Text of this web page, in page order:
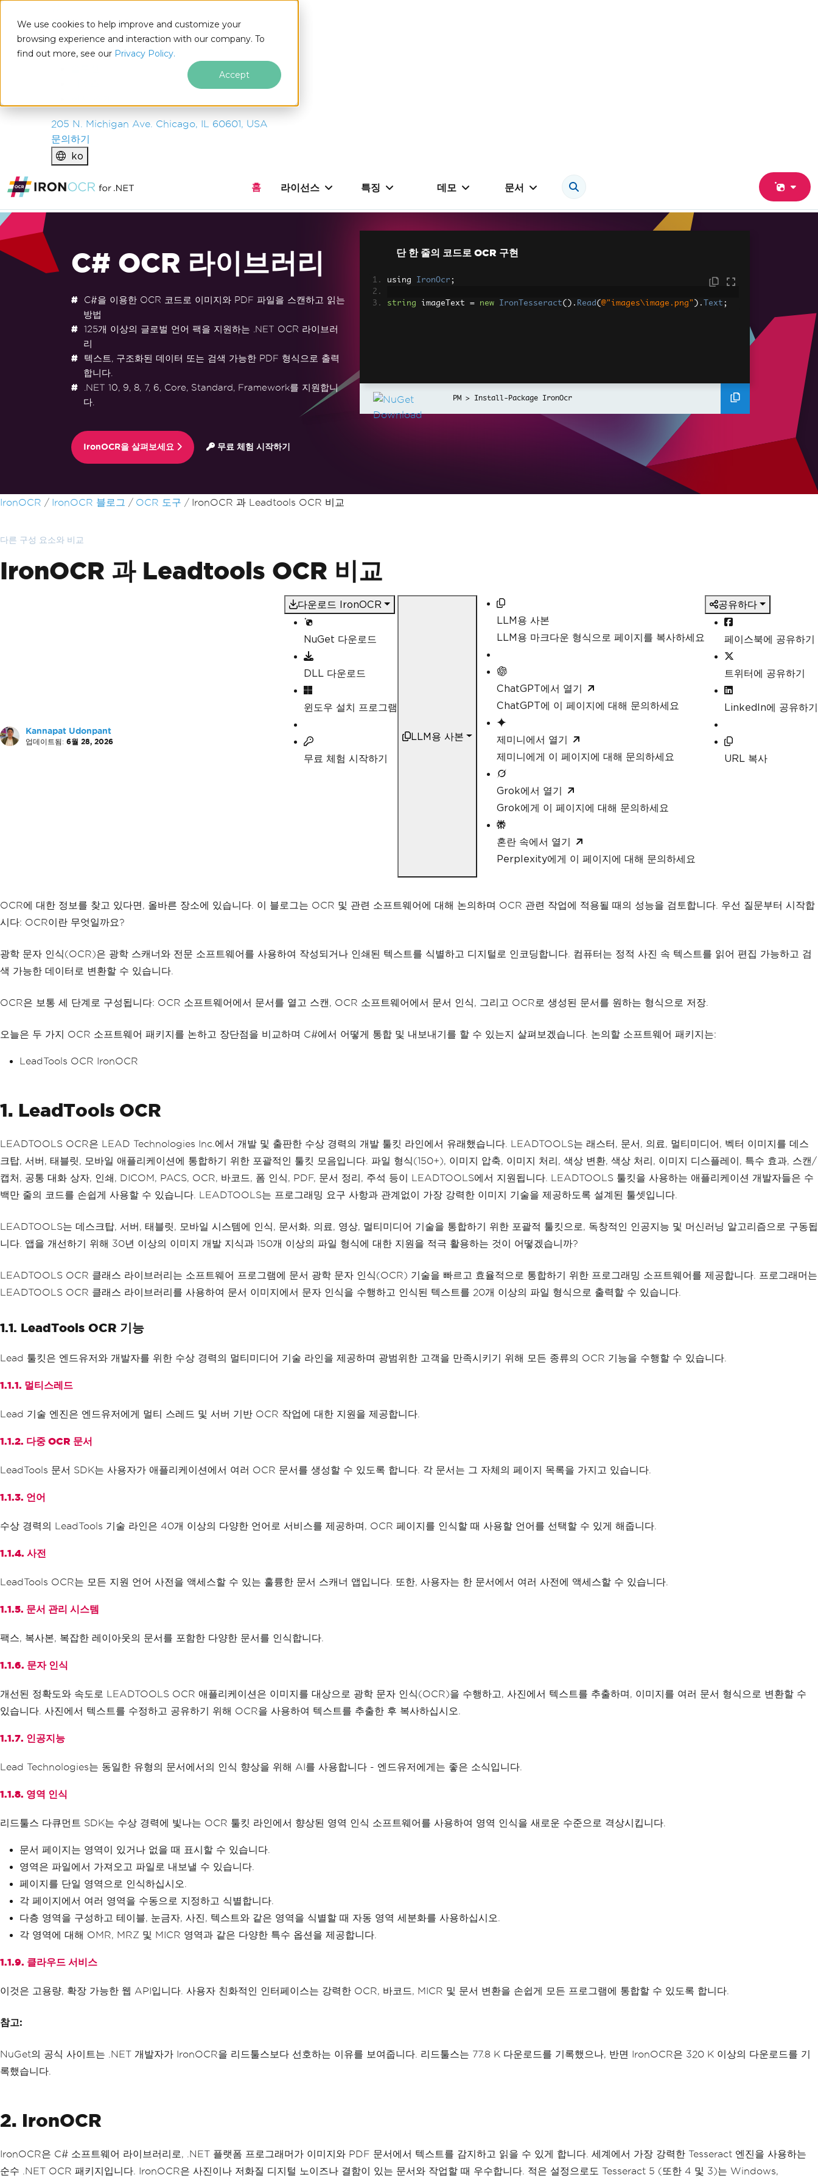
We use cookies to help improve and customize your
browsing experience and interaction with our company. To
find out more, see our Privacy Policy.
Accept
IRONSOFTWARE
제품
기업
205 N. Michigan Ave. Chicago, IL 60601, USA
문의하기
ko
홈 라이선스 특징 데모 문서
C# OCR 라이브러리
C#을 이용한 OCR 코드로 이미지와 PDF 파일을 스캔하고 읽는
방법
125개 이상의 글로벌 언어 팩을 지원하는 .NET OCR 라이브러
리
텍스트, 구조화된 데이터 또는 검색 가능한 PDF 형식으로 출력
합니다.
.NET 10, 9, 8, 7, 6, Core, Standard, Framework를 지원합니
다.
IronOCR을 살펴보세요 무료 체험 시작하기
단 한 줄의 코드로 OCR 구현
using IronOcr ;
string imageText = new IronTesseract(). Read ( @"images\image.png" ). Text ;
Install-Package IronOcr
푸터 콘텐츠로 바로가기
IronOCR IronOCR 블로그 OCR 도구 IronOCR 과 Leadtools OCR 비교
다른 구성 요소와 비교
IronOCR 과 Leadtools OCR 비교
Kannapat Udonpant
업데이트됨: 6월 28, 2026
다운로드 IronOCR
NuGet 다운로드
DLL 다운로드
윈도우 설치 프로그램
무료 체험 시작하기
LLM용 사본
LLM용 사본
LLM용 마크다운 형식으로 페이지를 복사하세요
ChatGPT에서 열기
ChatGPT에 이 페이지에 대해 문의하세요
제미니에서 열기
제미니에게 이 페이지에 대해 문의하세요
Grok에서 열기
Grok에게 이 페이지에 대해 문의하세요
혼란 속에서 열기
Perplexity에게 이 페이지에 대해 문의하세요
공유하다
페이스북에 공유하기
트위터에 공유하기
LinkedIn에 공유하기
URL 복사
OCR에 대한 정보를 찾고 있다면, 올바른 장소에 있습니다. 이 블로그는 OCR 및 관련 소프트웨어에 대해 논의하며 OCR 관련 작업에 적용될 때의 성능을 검토합니다. 우선 질문부터 시작합
시다: OCR이란 무엇일까요?
광학 문자 인식(OCR)은 광학 스캐너와 전문 소프트웨어를 사용하여 작성되거나 인쇄된 텍스트를 식별하고 디지털로 인코딩합니다. 컴퓨터는 정적 사진 속 텍스트를 읽어 편집 가능하고 검
색 가능한 데이터로 변환할 수 있습니다.
OCR은 보통 세 단계로 구성됩니다: OCR 소프트웨어에서 문서를 열고 스캔, OCR 소프트웨어에서 문서 인식, 그리고 OCR로 생성된 문서를 원하는 형식으로 저장.
오늘은 두 가지 OCR 소프트웨어 패키지를 논하고 장단점을 비교하며 C#에서 어떻게 통합 및 내보내기를 할 수 있는지 살펴보겠습니다. 논의할 소프트웨어 패키지는:
LeadTools OCR IronOCR
1. LeadTools OCR
LEADTOOLS OCR은 LEAD Technologies Inc.에서 개발 및 출판한 수상 경력의 개발 툴킷 라인에서 유래했습니다. LEADTOOLS는 래스터, 문서, 의료, 멀티미디어, 벡터 이미지를 데스
크탑, 서버, 태블릿, 모바일 애플리케이션에 통합하기 위한 포괄적인 툴킷 모음입니다. 파일 형식(150+), 이미지 압축, 이미지 처리, 색상 변환, 색상 처리, 이미지 디스플레이, 특수 효과, 스캔/
캡처, 공통 대화 상자, 인쇄, DICOM, PACS, OCR, 바코드, 폼 인식, PDF, 문서 정리, 주석 등이 LEADTOOLS에서 지원됩니다. LEADTOOLS 툴킷을 사용하는 애플리케이션 개발자들은 수
백만 줄의 코드를 손쉽게 사용할 수 있습니다. LEADTOOLS는 프로그래밍 요구 사항과 관계없이 가장 강력한 이미지 기술을 제공하도록 설계된 툴셋입니다.
LEADTOOLS는 데스크탑, 서버, 태블릿, 모바일 시스템에 인식, 문서화, 의료, 영상, 멀티미디어 기술을 통합하기 위한 포괄적 툴킷으로, 독창적인 인공지능 및 머신러닝 알고리즘으로 구동됩
니다. 앱을 개선하기 위해 30년 이상의 이미지 개발 지식과 150개 이상의 파일 형식에 대한 지원을 적극 활용하는 것이 어떻겠습니까?
LEADTOOLS OCR 클래스 라이브러리는 소프트웨어 프로그램에 문서 광학 문자 인식(OCR) 기술을 빠르고 효율적으로 통합하기 위한 프로그래밍 소프트웨어를 제공합니다. 프로그래머는
LEADTOOLS OCR 클래스 라이브러리를 사용하여 문서 이미지에서 문자 인식을 수행하고 인식된 텍스트를 20개 이상의 파일 형식으로 출력할 수 있습니다.
1.1. LeadTools OCR 기능
Lead 툴킷은 엔드유저와 개발자를 위한 수상 경력의 멀티미디어 기술 라인을 제공하며 광범위한 고객을 만족시키기 위해 모든 종류의 OCR 기능을 수행할 수 있습니다.
1.1.1. 멀티스레드
Lead 기술 엔진은 엔드유저에게 멀티 스레드 및 서버 기반 OCR 작업에 대한 지원을 제공합니다.
1.1.2. 다중 OCR 문서
LeadTools 문서 SDK는 사용자가 애플리케이션에서 여러 OCR 문서를 생성할 수 있도록 합니다. 각 문서는 그 자체의 페이지 목록을 가지고 있습니다.
1.1.3. 언어
수상 경력의 LeadTools 기술 라인은 40개 이상의 다양한 언어로 서비스를 제공하며, OCR 페이지를 인식할 때 사용할 언어를 선택할 수 있게 해줍니다.
1.1.4. 사전
LeadTools OCR는 모든 지원 언어 사전을 액세스할 수 있는 훌륭한 문서 스캐너 앱입니다. 또한, 사용자는 한 문서에서 여러 사전에 액세스할 수 있습니다.
1.1.5. 문서 관리 시스템
팩스, 복사본, 복잡한 레이아웃의 문서를 포함한 다양한 문서를 인식합니다.
1.1.6. 문자 인식
개선된 정확도와 속도로 LEADTOOLS OCR 애플리케이션은 이미지를 대상으로 광학 문자 인식(OCR)을 수행하고, 사진에서 텍스트를 추출하며, 이미지를 여러 문서 형식으로 변환할 수
있습니다. 사진에서 텍스트를 수정하고 공유하기 위해 OCR을 사용하여 텍스트를 추출한 후 복사하십시오.
1.1.7. 인공지능
Lead Technologies는 동일한 유형의 문서에서의 인식 향상을 위해 AI를 사용합니다 - 엔드유저에게는 좋은 소식입니다.
1.1.8. 영역 인식
리드툴스 다큐먼트 SDK는 수상 경력에 빛나는 OCR 툴킷 라인에서 향상된 영역 인식 소프트웨어를 사용하여 영역 인식을 새로운 수준으로 격상시킵니다.
문서 페이지는 영역이 있거나 없을 때 표시할 수 있습니다.
영역은 파일에서 가져오고 파일로 내보낼 수 있습니다.
페이지를 단일 영역으로 인식하십시오.
각 페이지에서 여러 영역을 수동으로 지정하고 식별합니다.
다층 영역을 구성하고 테이블, 눈금자, 사진, 텍스트와 같은 영역을 식별할 때 자동 영역 세분화를 사용하십시오.
각 영역에 대해 OMR, MRZ 및 MICR 영역과 같은 다양한 특수 옵션을 제공합니다.
1.1.9. 클라우드 서비스
이것은 고용량, 확장 가능한 웹 API입니다. 사용자 친화적인 인터페이스는 강력한 OCR, 바코드, MICR 및 문서 변환을 손쉽게 모든 프로그램에 통합할 수 있도록 합니다.
참고:
NuGet의 공식 사이트는 .NET 개발자가 IronOCR을 리드툴스보다 선호하는 이유를 보여줍니다. 리드툴스는 77.8 K 다운로드를 기록했으나, 반면 IronOCR은 320 K 이상의 다운로드를 기
록했습니다.
2. IronOCR
IronOCR은 C# 소프트웨어 라이브러리로, .NET 플랫폼 프로그래머가 이미지와 PDF 문서에서 텍스트를 감지하고 읽을 수 있게 합니다. 세계에서 가장 강력한 Tesseract 엔진을 사용하는
순수 .NET OCR 패키지입니다. IronOCR은 사진이나 저화질 디지털 노이즈나 결함이 있는 문서와 작업할 때 우수합니다. 적은 설정으로도 Tesseract 5 (또한 4 및 3)는 Windows,